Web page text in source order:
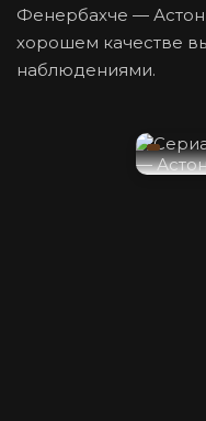
Фенербахче — Астон
хорошем качестве
наблюдениями.